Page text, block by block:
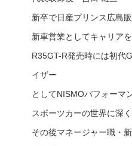
新卒で日産プリンス広島
新車営業としてキャリア
R35GT-R発売時には初代
イザー
としてNISMOパフォーマ
スポーツカーの世界に深
その後マネージャー職・